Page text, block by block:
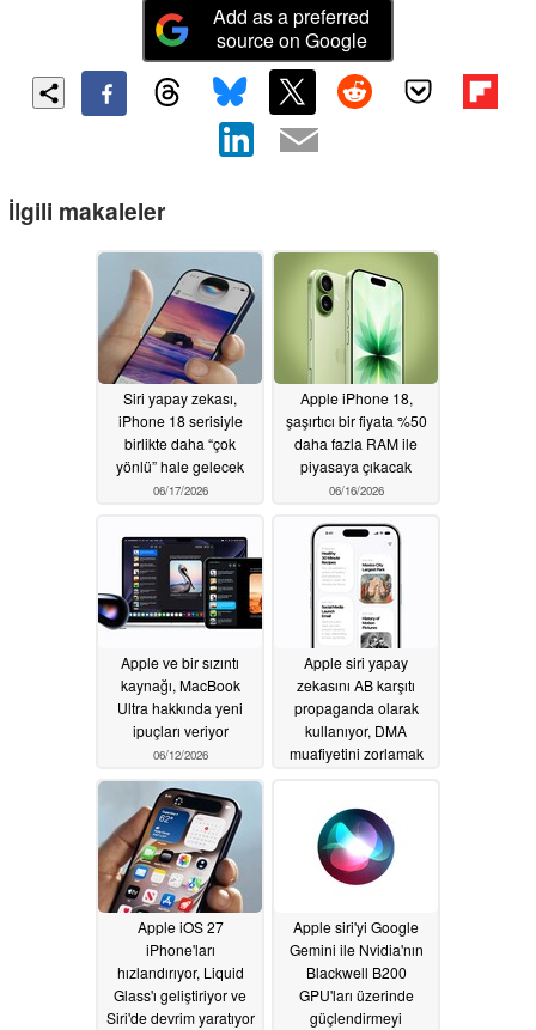
Add as a preferred
source on Google
İlgili makaleler
Siri yapay zekası,
iPhone 18 serisiyle
birlikte daha “çok
yönlü” hale gelecek
06/17/2026
Apple iPhone 18,
şaşırtıcı bir fiyata %50
daha fazla RAM ile
piyasaya çıkacak
06/16/2026
Apple ve bir sızıntı
kaynağı, MacBook
Ultra hakkında yeni
ipuçları veriyor
06/12/2026
Apple siri yapay
zekasını AB karşıtı
propaganda olarak
kullanıyor, DMA
muafiyetini zorlamak
Apple iOS 27
iPhone'ları
hızlandırıyor, Liquid
Glass'ı geliştiriyor ve
Siri'de devrim yaratıyor
Apple siri'yi Google
Gemini ile Nvidia'nın
Blackwell B200
GPU'ları üzerinde
güçlendirmeyi